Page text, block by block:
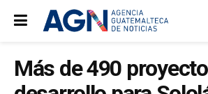
Más de 490